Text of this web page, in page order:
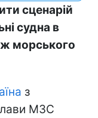
сценарій
судна в
морського
з
МЗС